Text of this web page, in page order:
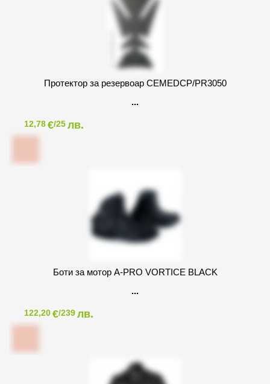
Протектор за резервоар CEMEDCP/PR3050
12,78€/25лв.
Боти за мотор A-PRO VORTICE BLACK
122,20€/239лв.